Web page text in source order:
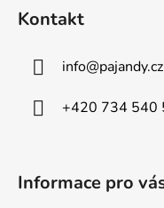
Kontakt
info@pajandy.cz
+420 734 540
Informace pro